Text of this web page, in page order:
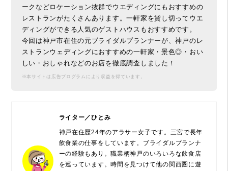
ークなどロケーション抜群でウエディングにもおすすめの
レストランがたくさんあります。一軒家を貸し切ってウエ
ディングができる人気のゲストハウスもおすすめです。
今回は神戸市在住の元ブライダルプランナーが、神戸のレ
ストランウェディングにおすすめの一軒家・景色◎・おい
しい・おしゃれなどのお店を徹底調査しました！
※本サイトは広告プログラムにより収益を得ています。
ライター／ひとみ
神戸在住歴24年のアラサー女子です。三宮で長年
飲食業の仕事をしています。ブライダルプランナ
ーの経験もあり。職業柄神戸のいろいろな飲食店
を巡っています。時間を見つけて他の関西圏に遊